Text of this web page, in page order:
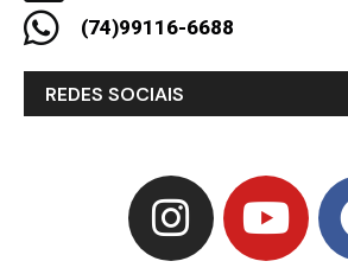
(74)99116-6688
REDES SOCIAIS